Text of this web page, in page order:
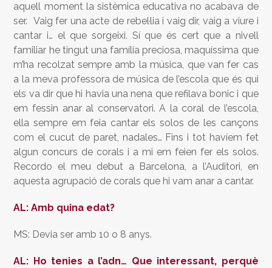
aquell moment la sistèmica educativa no acabava de
ser. Vaig fer una acte de rebel·lia i vaig dir, vaig a viure i
cantar i… el que sorgeixi. Sí que és cert que a nivell
familiar he tingut una família preciosa, maquíssima que
m’ha recolzat sempre amb la música, que van fer cas
a la meva professora de música de l’escola que és qui
els va dir que hi havia una nena que refilava bonic i que
em fessin anar al conservatori. A la coral de l’escola,
ella sempre em feia cantar els solos de les cançons
com el cucut de paret, nadales… Fins i tot havíem fet
algun concurs de corals i a mi em feien fer els solos.
Recordo el meu debut a Barcelona, a l’Auditori, en
aquesta agrupació de corals que hi vam anar a cantar.
AL: Amb quina edat?
MS: Devia ser amb 10 o 8 anys.
AL: Ho tenies a l’adn… Que interessant, perquè